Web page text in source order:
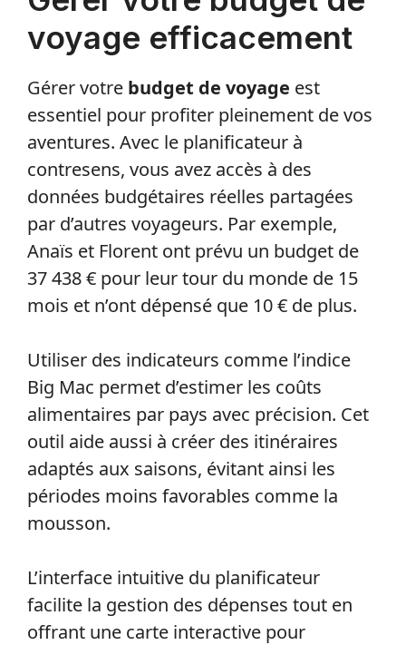
voyage efficacement
Gérer votre budget de voyage est
essentiel pour profiter pleinement de vos
aventures. Avec le planificateur à
contresens, vous avez accès à des
données budgétaires réelles partagées
par d’autres voyageurs. Par exemple,
Anaïs et Florent ont prévu un budget de
37 438 € pour leur tour du monde de 15
mois et n’ont dépensé que 10 € de plus.
Utiliser des indicateurs comme l’indice
Big Mac permet d’estimer les coûts
alimentaires par pays avec précision. Cet
outil aide aussi à créer des itinéraires
adaptés aux saisons, évitant ainsi les
périodes moins favorables comme la
mousson.
L’interface intuitive du planificateur
facilite la gestion des dépenses tout en
offrant une carte interactive pour